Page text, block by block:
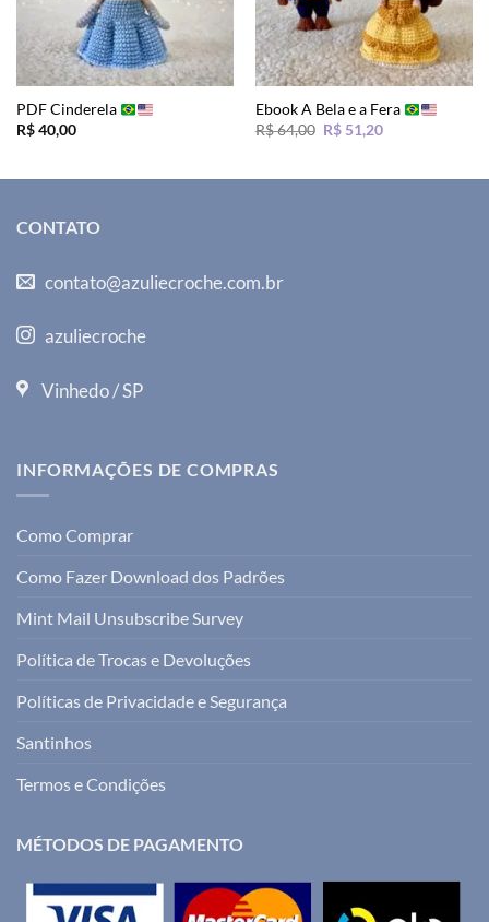
PDF Cinderela
R$40,00
Ebook A Bela e a Fera
R$64,00 O
R$51,20O
CONTATO
contato@azuliecroche.com.br
azuliecroche
Vinhedo / SP
INFORMAÇÕES DE COMPRAS
Como Comprar
Como Fazer Download dos Padrões
Mint Mail Unsubscribe Survey
Política de Trocas e Devoluções
Políticas de Privacidade e Segurança
Santinhos
Termos e Condições
MÉTODOS DE PAGAMENTO